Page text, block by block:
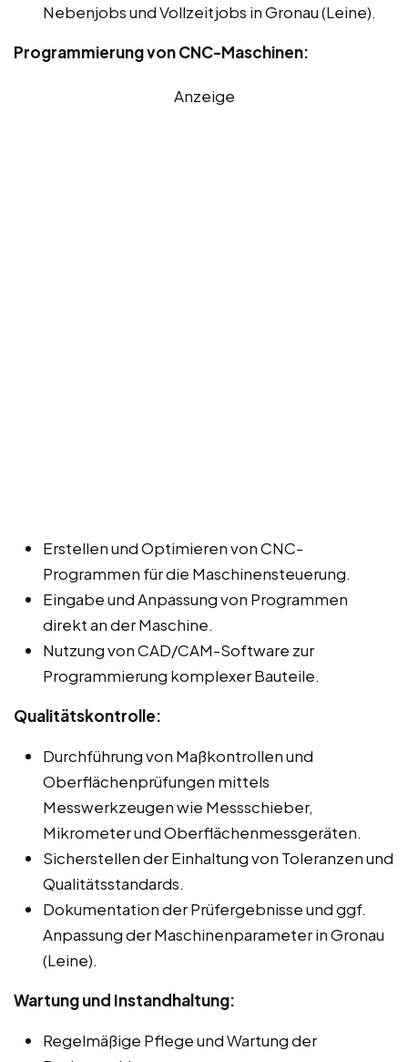
Nebenjobs und Vollzeitjobs in Gronau (Leine).
Programmierung von CNC-Maschinen:
Anzeige
Erstellen und Optimieren von CNC-
Programmen für die Maschinensteuerung.
Eingabe und Anpassung von Programmen
direkt an der Maschine.
Nutzung von CAD/CAM-Software zur
Programmierung komplexer Bauteile.
Qualitätskontrolle:
Durchführung von Maßkontrollen und
Oberflächenprüfungen mittels
Messwerkzeugen wie Messschieber,
Mikrometer und Oberflächenmessgeräten.
Sicherstellen der Einhaltung von Toleranzen und
Qualitätsstandards.
Dokumentation der Prüfergebnisse und ggf.
Anpassung der Maschinenparameter in Gronau
(Leine).
Wartung und Instandhaltung:
Regelmäßige Pflege und Wartung der